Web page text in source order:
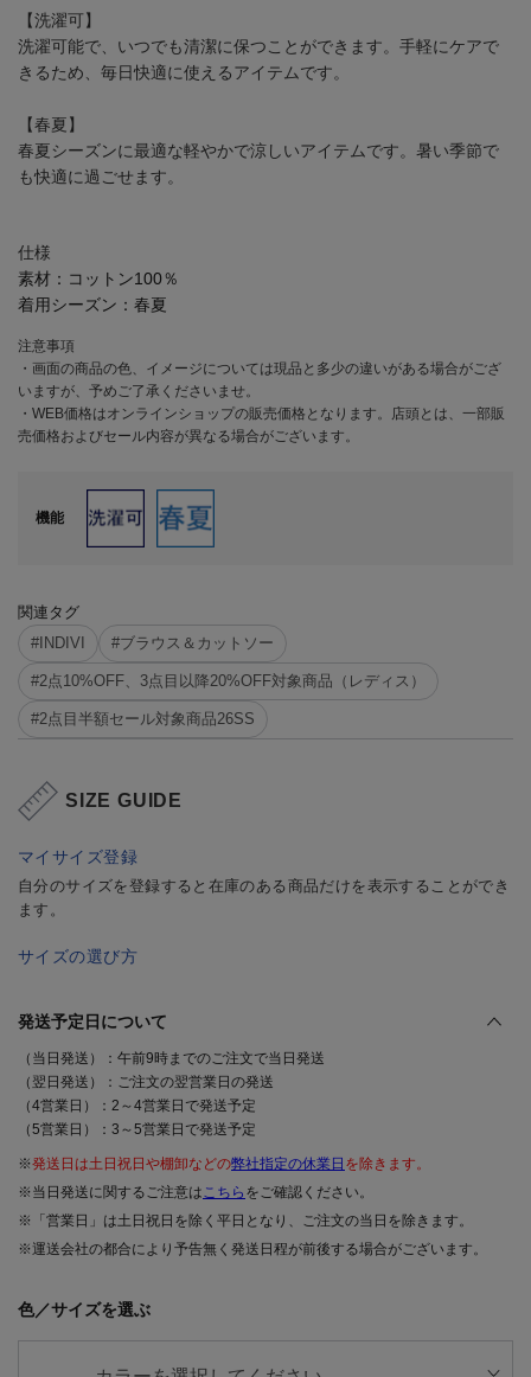
【洗濯可】
洗濯可能で、いつでも清潔に保つことができます。手軽にケアで
きるため、毎日快適に使えるアイテムです。
【春夏】
春夏シーズンに最適な軽やかで涼しいアイテムです。暑い季節で
も快適に過ごせます。
仕様
素材： コットン100％
着用シーズン： 春夏
注意事項
・画面の商品の色、イメージについては現品と多少の違いがある場合がござ
いますが、予めご了承くださいませ。
・WEB価格はオンラインショップの販売価格となります。店頭とは、一部販
売価格およびセール内容が異なる場合がございます。
機能
関連タグ
#INDIVI
#ブラウス＆カットソー
#2点10%OFF、3点目以降20%OFF対象商品（レディス）
#2点目半額セール対象商品26SS
SIZE GUIDE
マイサイズ登録
自分のサイズを登録すると在庫のある商品だけを表示することができ
ます。
サイズの選び方
発送予定日について
（当日発送）：午前9時までのご注文で当日発送
（翌日発送）：ご注文の翌営業日の発送
（4営業日）：2～4営業日で発送予定
（5営業日）：3～5営業日で発送予定
※発送日は土日祝日や棚卸などの弊社指定の休業日 を除きます。
※当日発送に関するご注意はこちら をご確認ください。
※「営業日」は土日祝日を除く平日となり、ご注文の当日を除きます。
※運送会社の都合により予告無く発送日程が前後する場合がございます。
色／サイズを選ぶ